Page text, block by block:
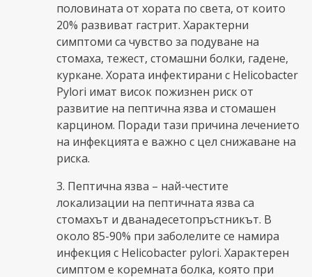
половината от хората по света, от които
20% развиват гастрит. Характерни
симптоми са чувство за подуване на
стомаха, тежест, стомашни болки, гадене,
куркане. Хората инфектирани с Helicobacter
Pylori имат висок пожизнен риск от
развитие на пептична язва и стомашен
карцином. Поради тази причина лечението
на инфекцията е важно с цел снижаване на
риска.
3. Пептична язва – най-честите
локализации на пептичната язва са
стомахът и дванадесетопръстникът. В
около 85-90% при заболелите се намира
инфекция с Helicobacter pylori. Характерен
симптом е коремната болка, която при